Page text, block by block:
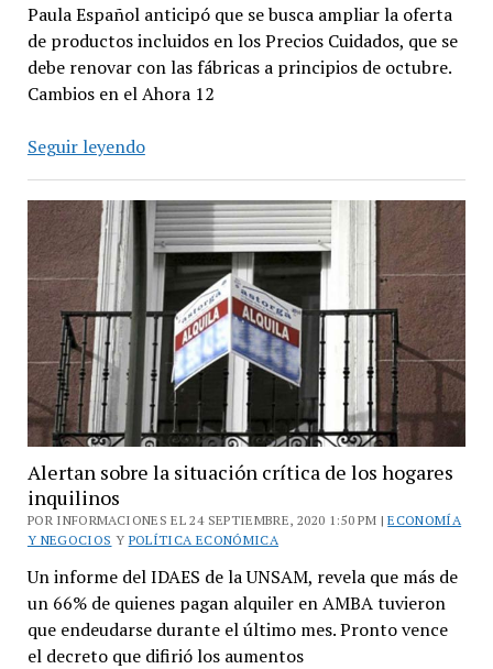
Paula Español anticipó que se busca ampliar la oferta
de productos incluidos en los Precios Cuidados, que se
debe renovar con las fábricas a principios de octubre.
Cambios en el Ahora 12
Seguir leyendoTratativa
gobierno
para
ampliar
los
productos
de
Precios
Cuidados
Alertan sobre la situación crítica de los hogares
inquilinos
POR INFORMACIONES EL 24 SEPTIEMBRE, 2020 1:50 PM |ECONOMÍA
Y NEGOCIOS Y POLÍTICA ECONÓMICA
Un informe del IDAES de la UNSAM, revela que más de
un 66% de quienes pagan alquiler en AMBA tuvieron
que endeudarse durante el último mes. Pronto vence
el decreto que difirió los aumentos